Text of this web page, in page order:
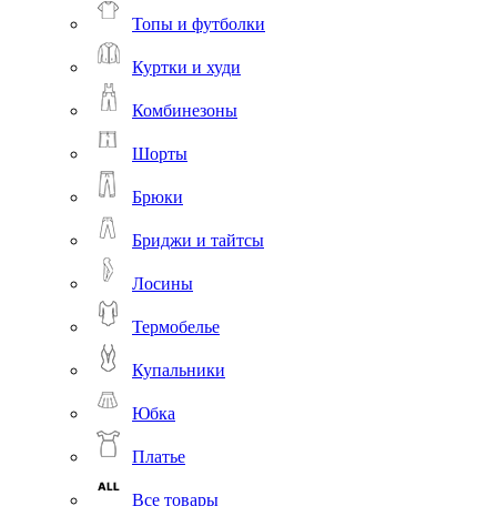
Топы и футболки
Куртки и худи
Комбинезоны
Шорты
Брюки
Бриджи и тайтсы
Лосины
Термобелье
Купальники
Юбка
Платье
Все товары